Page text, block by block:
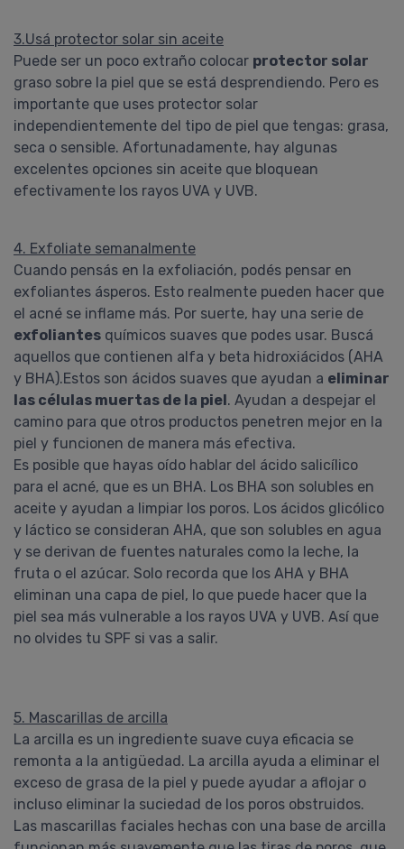
3.Usá protector solar sin aceite
Puede ser un poco extraño colocar protector solar
graso sobre la piel que se está desprendiendo. Pero es
importante que uses protector solar
independientemente del tipo de piel que tengas: grasa,
seca o sensible. Afortunadamente, hay algunas
excelentes opciones sin aceite que bloquean
efectivamente los rayos UVA y UVB.
4. Exfoliate semanalmente
Cuando pensás en la exfoliación, podés pensar en
exfoliantes ásperos. Esto realmente pueden hacer que
el acné se inflame más. Por suerte, hay una serie de
exfoliantes químicos suaves que podes usar. Buscá
aquellos que contienen alfa y beta hidroxiácidos (AHA
y BHA).Estos son ácidos suaves que ayudan a eliminar
las células muertas de la piel. Ayudan a despejar el
camino para que otros productos penetren mejor en la
piel y funcionen de manera más efectiva.
Es posible que hayas oído hablar del ácido salicílico
para el acné, que es un BHA. Los BHA son solubles en
aceite y ayudan a limpiar los poros. Los ácidos glicólico
y láctico se consideran AHA, que son solubles en agua
y se derivan de fuentes naturales como la leche, la
fruta o el azúcar. Solo recorda que los AHA y BHA
eliminan una capa de piel, lo que puede hacer que la
piel sea más vulnerable a los rayos UVA y UVB. Así que
no olvides tu SPF si vas a salir.
5. Mascarillas de arcilla
La arcilla es un ingrediente suave cuya eficacia se
remonta a la antigüedad. La arcilla ayuda a eliminar el
exceso de grasa de la piel y puede ayudar a aflojar o
incluso eliminar la suciedad de los poros obstruidos.
Las mascarillas faciales hechas con una base de arcilla